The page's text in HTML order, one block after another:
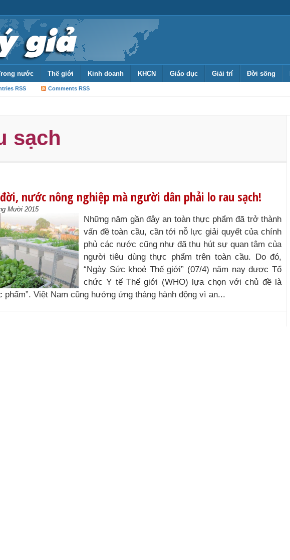
nước Thế giới Kinh doanh KHCN Giáo dục Giải trí Đời sống
RSS Comments RSS
sạch
nước nông nghiệp mà người dân phải lo rau sạch!
Mười 2015
Những năm gần đây an toàn thực phẩm đã trở thành
vấn đề toàn cầu, cần tới nỗ lực giải quyết của chính
phủ các nước cũng như đã thu hút sự quan tâm của
người tiêu dùng thực phẩm trên toàn cầu. Do đó,
“Ngày Sức khoẻ Thế giới” (07/4) năm nay được Tổ
chức Y tế Thế giới (WHO) lựa chọn với chủ đề là
phẩm”. Việt Nam cũng hưởng ứng tháng hành động vì an...